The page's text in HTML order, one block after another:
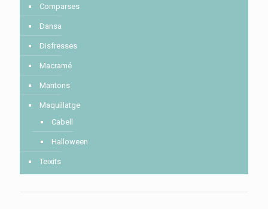
Comparses
Dansa
Disfresses
Macramé
Mantons
Maquillatge
Cabell
Halloween
Teixits